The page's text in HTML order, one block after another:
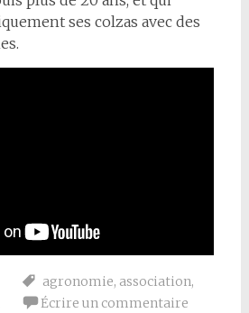
ses colzas avec des
agronomie, association,
Écrire un commentaire